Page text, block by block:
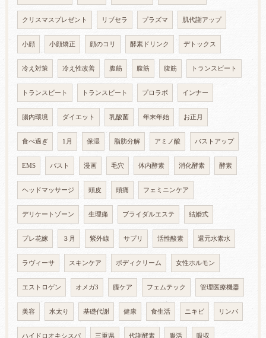
クリスマスプレゼント リブセラ プラズマ 肌代謝アップ
小顔 小顔矯正 顔のコリ 酵素ドリンク デトックス
冷え対策 冷え性改善 腹筋 腹筋 腹筋 トランスビート
トランスビート トランスビート プロラボ インナー
腸内環境 ダイエット 乳酸菌 年末年始 お正月
食べ過ぎ 1月 保湿 脂肪分解 アミノ酸 バストアップ
EMS バスト 漫画 毛穴 体内酵素 消化酵素 酵素
ヘッドマッサージ 頭皮 頭痛 フェミニンケア
デリケートゾーン 生理痛 ブライダルエステ 結婚式
プレ花嫁 ３月 紫外線 サプリ 活性酸素 還元水素水
ラヴィーサ スキンケア ボディクリーム 女性ホルモン
エストロゲン オメガ3 膣ケア フェムテック 管理医療機器
美容 水太り 基礎代謝 健康 食生活 ニキビ リンパ
ハイドロオキシスパ 三重県 代謝酵素 腸活 吸収